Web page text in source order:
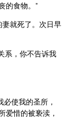
的食物。”
就死了。次日早
系，你不告诉我
使我的圣所，
爱惜的被亵渎，